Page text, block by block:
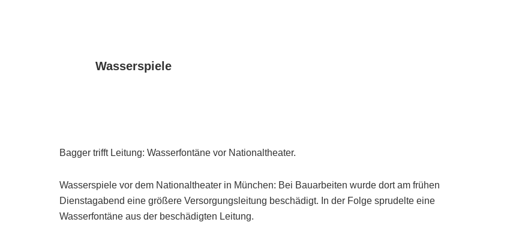
Wasserspiele
Bagger trifft Leitung: Wasserfontäne vor Nationaltheater.
Wasserspiele vor dem Nationaltheater in München: Bei Bauarbeiten wurde dort am frühen
Dienstagabend eine größere Versorgungsleitung beschädigt. In der Folge sprudelte eine
Wasserfontäne aus der beschädigten Leitung.